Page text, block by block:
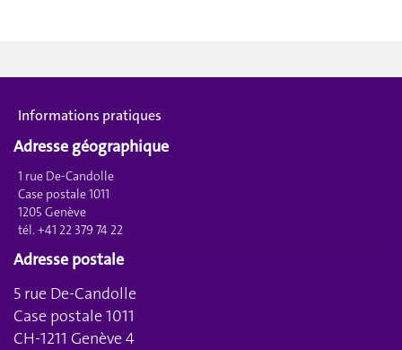
Informations pratiques
Adresse géographique
1 rue De-Candolle
Case postale 1011
1205 Genève
tél. +41 22 379 74 22
Adresse postale
5 rue De-Candolle
Case postale 1011
CH-1211 Genève 4